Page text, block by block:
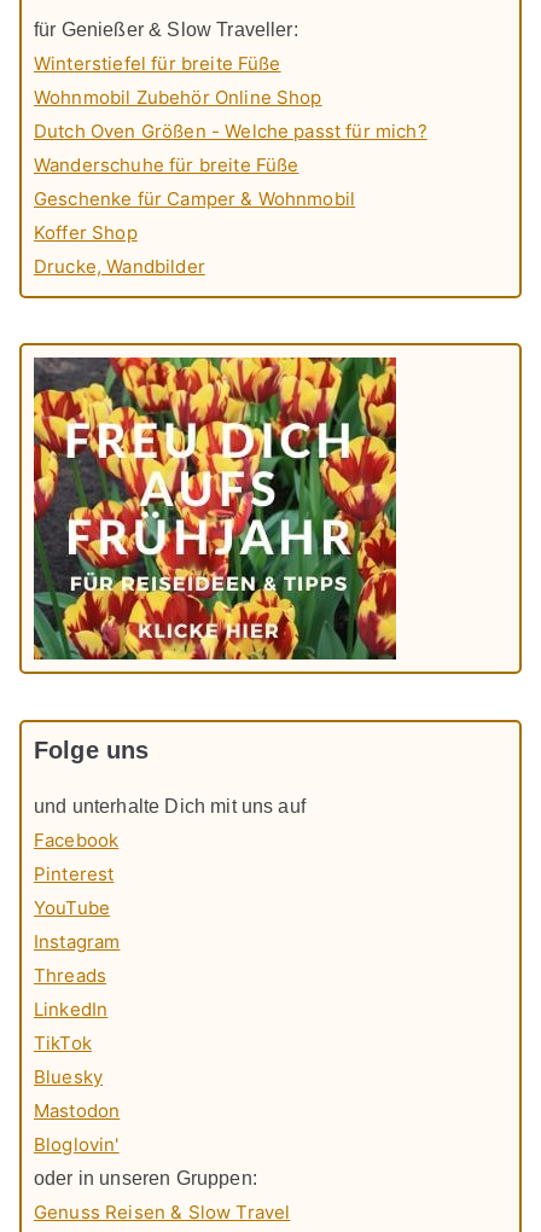
für Genießer & Slow Traveller:
Winterstiefel für breite Füße
Wohnmobil Zubehör Online Shop
Dutch Oven Größen - Welche passt für mich?
Wanderschuhe für breite Füße
Geschenke für Camper & Wohnmobil
Koffer Shop
Drucke, Wandbilder
Folge uns
und unterhalte Dich mit uns auf
Facebook
Pinterest
YouTube
Instagram
Threads
LinkedIn
TikTok
Bluesky
Mastodon
Bloglovin'
oder in unseren Gruppen:
Genuss Reisen & Slow Travel